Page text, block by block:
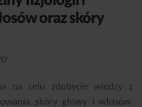
oraz skóry
na celu zdobycie wiedzy z
skóry głowy i włosów.